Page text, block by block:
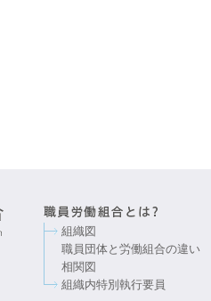
組織図
職員団体と労働組合の違い
相関図
組織内特別執行要員